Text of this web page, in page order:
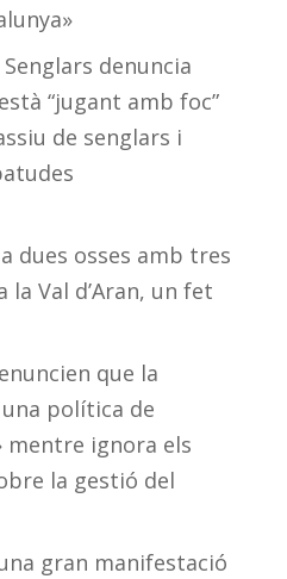
denuncia
“jugant amb foc”
de senglars i
dues osses amb tres
la Val d’Aran, un fet
que la
política de
ignora els
la gestió del
gran manifestació